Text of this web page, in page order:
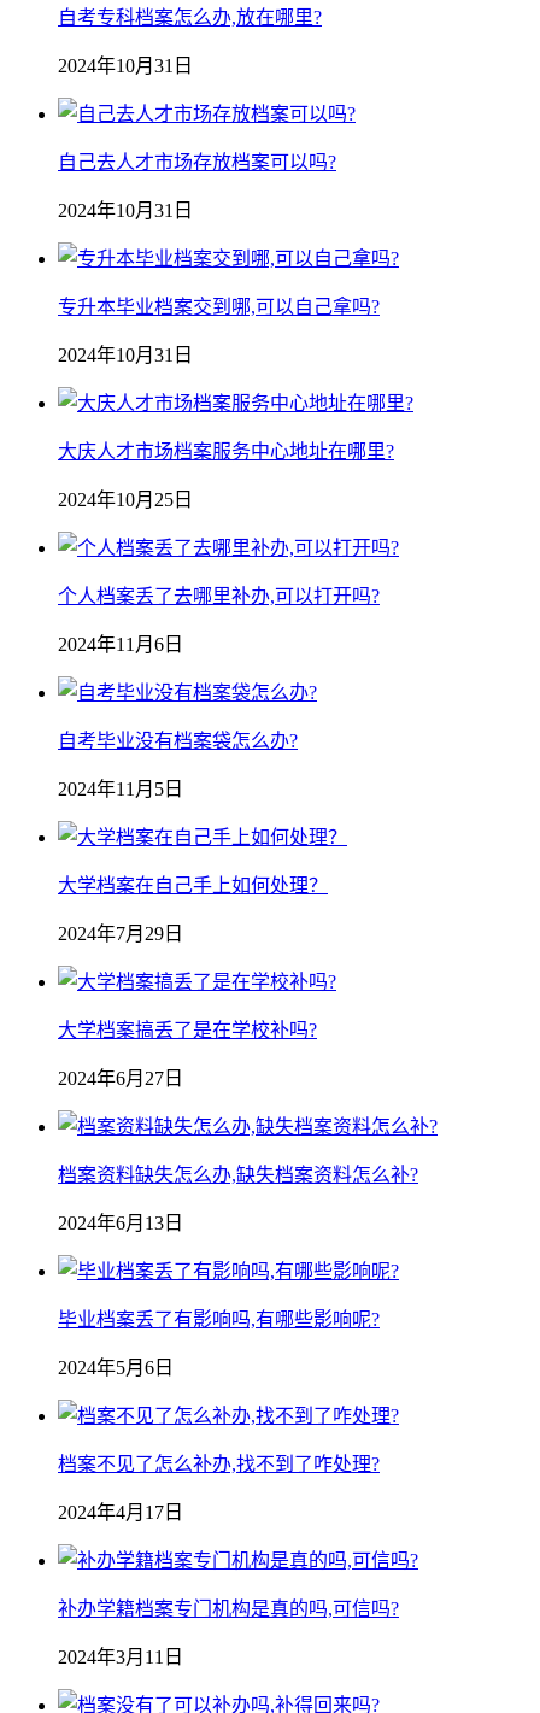
自考专科档案怎么办,放在哪里?
2024年10月31日
自己去人才市场存放档案可以吗?
2024年10月31日
专升本毕业档案交到哪,可以自己拿吗?
2024年10月31日
大庆人才市场档案服务中心地址在哪里?
2024年10月25日
个人档案丢了去哪里补办,可以打开吗?
2024年11月6日
自考毕业没有档案袋怎么办?
2024年11月5日
大学档案在自己手上如何处理？
2024年7月29日
大学档案搞丢了是在学校补吗?
2024年6月27日
档案资料缺失怎么办,缺失档案资料怎么补?
2024年6月13日
毕业档案丢了有影响吗,有哪些影响呢?
2024年5月6日
档案不见了怎么补办,找不到了咋处理?
2024年4月17日
补办学籍档案专门机构是真的吗,可信吗?
2024年3月11日